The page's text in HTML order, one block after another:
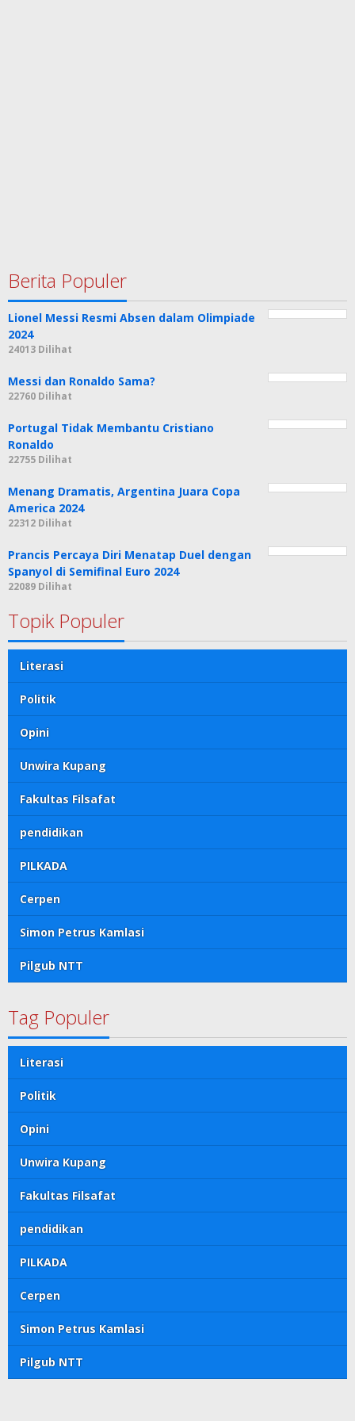
Berita Populer
Lionel Messi Resmi Absen dalam Olimpiade
2024
24013 Dilihat
Messi dan Ronaldo Sama?
22760 Dilihat
Portugal Tidak Membantu Cristiano
Ronaldo
22755 Dilihat
Menang Dramatis, Argentina Juara Copa
America 2024
22312 Dilihat
Prancis Percaya Diri Menatap Duel dengan
Spanyol di Semifinal Euro 2024
22089 Dilihat
Topik Populer
Literasi
Politik
Opini
Unwira Kupang
Fakultas Filsafat
pendidikan
PILKADA
Cerpen
Simon Petrus Kamlasi
Pilgub NTT
Tag Populer
Literasi
Politik
Opini
Unwira Kupang
Fakultas Filsafat
pendidikan
PILKADA
Cerpen
Simon Petrus Kamlasi
Pilgub NTT